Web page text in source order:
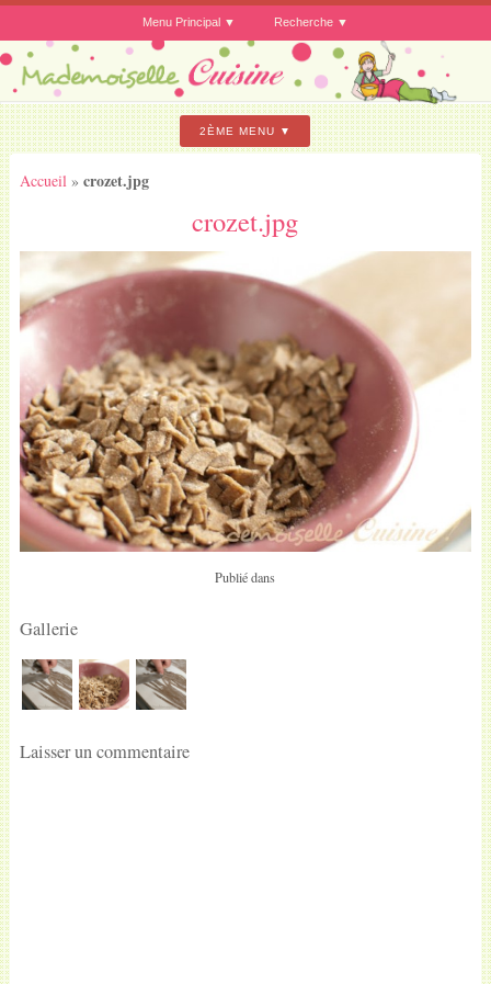
Menu Principal Recherche
2ÈME MENU
Accueil » crozet.jpg
crozet.jpg
Publié dans
Gallerie
Laisser un commentaire